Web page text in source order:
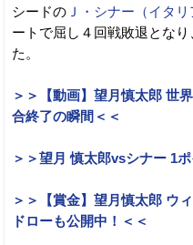
シードの Ｊ・シナー（イタリ
ートで屈し４回戦敗退とな
た。
＞＞【動画】望月慎太郎 世
合終了の瞬間＜＜
＞＞望月 慎太郎vsシナー 1
＞＞【賞金】望月慎太郎 ウ
ドローも公開中！＜＜